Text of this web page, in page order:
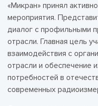
«Микран» принял
мероприятия.
диалог с профильными
отрасли. Главная цель
взаимодействия с
отрасли и обеспечение
потребностей в
современных